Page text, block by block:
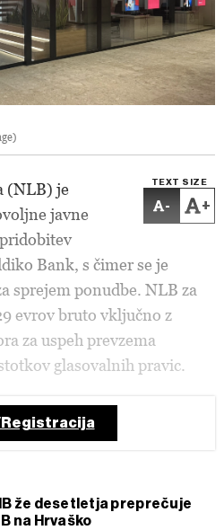
TEXT SIZE
- +
(NLB) je
javne
Bank, s čimer se je
sprejem ponudbe. NLB za
evrov bruto vključno z
za uspeh prevzema
glasovalnih pravic.
že desetletja preprečuje
na Hrvaško